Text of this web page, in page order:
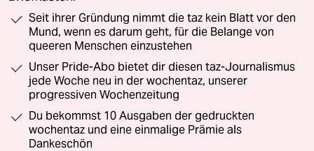
Seit ihrer Gründung nimmt die taz kein Blatt vor den
Mund, wenn es darum geht, für die Belange von
queeren Menschen einzustehen
Unser Pride-Abo bietet dir diesen taz-Journalismus
jede Woche neu in der wochentaz, unserer
progressiven Wochenzeitung
Du bekommst 10 Ausgaben der gedruckten
wochentaz und eine einmalige Prämie als
Dankeschön